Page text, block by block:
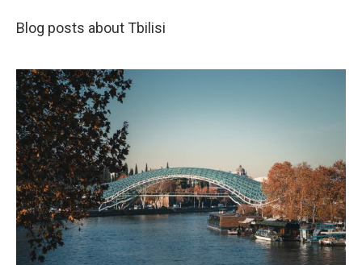
Blog posts about Tbilisi